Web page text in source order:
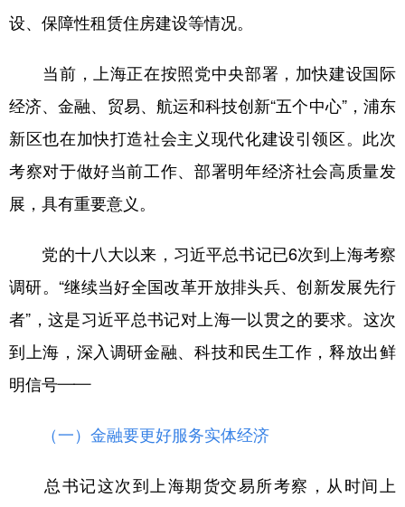
陕西 甘肃
多语种频道
English Español Français عربى
Русский язык
Deutsch Português
设、保障性租赁住房建设等情况。
当前，上海正在按照党中央部署，加快建设国际
经济、金融、贸易、航运和科技创新“五个中心”，浦东
新区也在加快打造社会主义现代化建设引领区。此次
考察对于做好当前工作、部署明年经济社会高质量发
展，具有重要意义。
党的十八大以来，习近平总书记已6次到上海考察
调研。“继续当好全国改革开放排头兵、创新发展先行
者”，这是习近平总书记对上海一以贯之的要求。这次
到上海，深入调研金融、科技和民生工作，释放出鲜
明信号——
（一）金融要更好服务实体经济
总书记这次到上海期货交易所考察，从时间上